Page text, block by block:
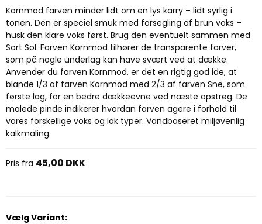
Kornmod farven minder lidt om en lys karry – lidt syrlig i
tonen. Den er speciel smuk med forsegling af brun voks –
husk den klare voks først. Brug den eventuelt sammen med
Sort Sol. Farven Kornmod tilhører de transparente farver,
som på nogle underlag kan have svært ved at dække.
Anvender du farven Kornmod, er det en rigtig god ide, at
blande 1/3 af farven Kornmod med 2/3 af farven Sne, som
første lag, for en bedre dækkeevne ved næste opstrøg. De
malede pinde indikerer hvordan farven agere i forhold til
vores forskellige voks og lak typer. Vandbaseret miljøvenlig
kalkmaling.
Pris fra 45,00 DKK
Vælg Variant: